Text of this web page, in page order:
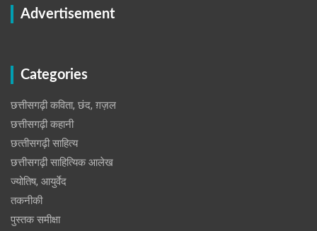
Advertisement
Categories
छत्तीसगढ़ी कविता, छंद, ग़ज़ल
छत्तीसगढ़ी कहानी
छत्‍तीसगढ़ी साहित्‍य
छत्तीसगढ़ी साहित्यिक आलेख
ज्योतिष, आयुर्वेद
तकनीकी
पुस्‍तक समीक्षा